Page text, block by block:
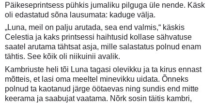
Päikeseprintsess pühkis jumaliku pilguga üle nende. Käsk
oli edastatud sõna lausumata: kaduge välja.
„Luna, meil on palju arutada, sea end valmis,“ käskis
Celestia ja kaks printsessi haihtusid kollase sähvatuse
saatel arutama tähtsat asja, mille salastatus polnud enam
tähtis. See kõik oli niikuinii avalik.
Kambriuste heli tõi Luna tagasi olevikku ja ta kirus ennast
mõtteis, et lasi oma meeltel minevikku uidata. Õnneks
polnud ta kaotanud järge öötaevas ning sundis end mitte
keerama ja saabujat vaatama. Nõrk sosin täitis kambri,